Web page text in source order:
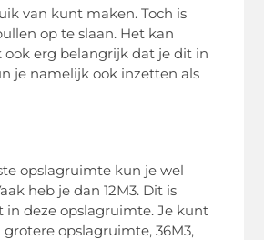
van kunt maken. Toch is
op te slaan. Het kan
erg belangrijk dat je dit in
je namelijk ook inzetten als
opslagruimte kun je wel
heb je dan 12M3. Dit is
in deze opslagruimte. Je kunt
opslagruimte, 36M3,